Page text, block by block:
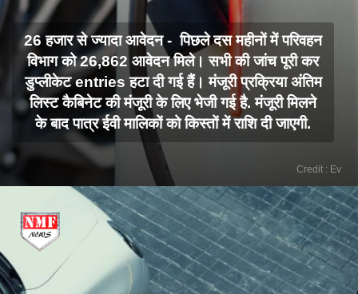
26 हजार से ज्यादा आवेदन - पिछले दस महीनों में परिवहन
विभाग को 26,862 आवेदन मिले। सभी की जांच पूरी कर
डुप्लीकेट entries हटा दी गई हैं। मंजूरी प्रक्रिया अंतिम
लिस्ट कैबिनेट की मंजूरी के लिए भेजी गई है. मंजूरी मिलने
के बाद पात्र ईवी मालिकों को किस्तों में राशि दी जाएगी.
Credit : Ev